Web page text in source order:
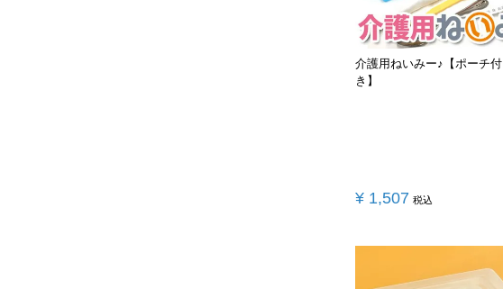
介護用ねいみー♪【ポーチ付
き】
¥ 1,507 税込